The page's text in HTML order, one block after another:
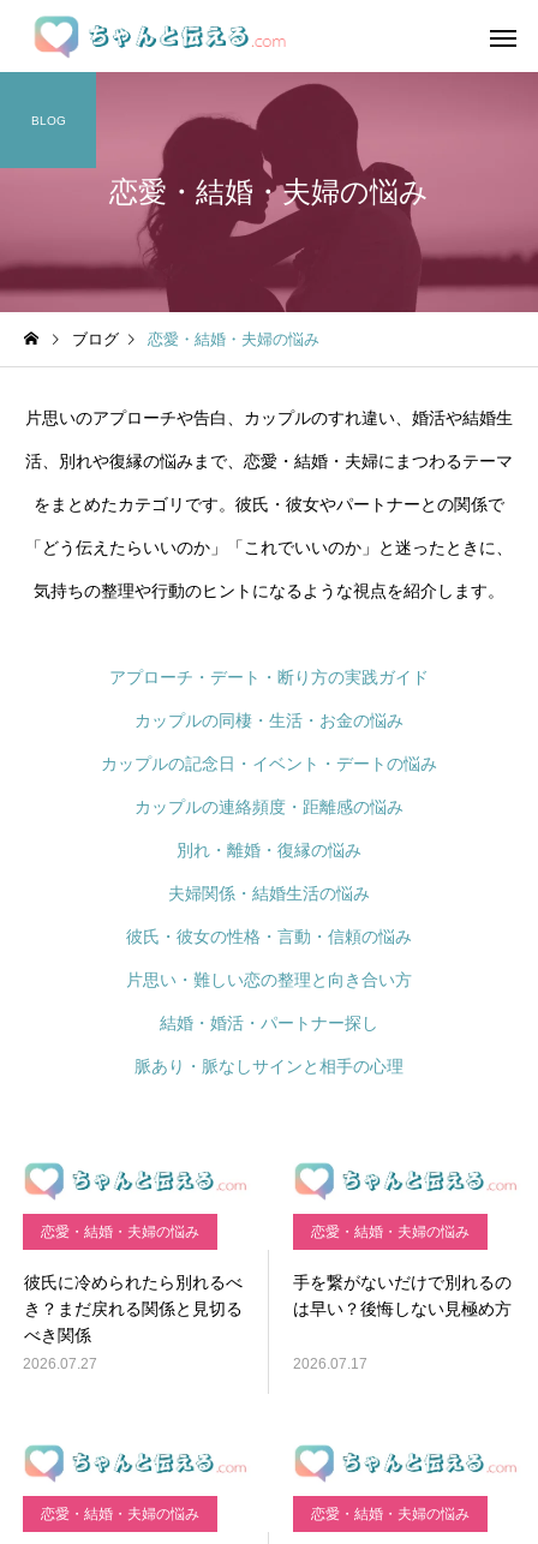
恋愛・結婚・夫婦の悩み
BLOG
ブログ 恋愛・結婚・夫婦の悩み
片思いのアプローチや告白、カップルのすれ違い、婚活や結婚生
活、別れや復縁の悩みまで、恋愛・結婚・夫婦にまつわるテーマ
をまとめたカテゴリです。彼氏・彼女やパートナーとの関係で
「どう伝えたらいいのか」「これでいいのか」と迷ったときに、
気持ちの整理や行動のヒントになるような視点を紹介します。
アプローチ・デート・断り方の実践ガイド
カップルの同棲・生活・お金の悩み
カップルの記念日・イベント・デートの悩み
カップルの連絡頻度・距離感の悩み
別れ・離婚・復縁の悩み
夫婦関係・結婚生活の悩み
彼氏・彼女の性格・言動・信頼の悩み
片思い・難しい恋の整理と向き合い方
結婚・婚活・パートナー探し
脈あり・脈なしサインと相手の心理
恋愛・結婚・夫婦の悩み
彼氏に冷められたら別れるべ
き？まだ戻れる関係と見切る
べき関係
2026.07.27
恋愛・結婚・夫婦の悩み
手を繋がないだけで別れるの
は早い？後悔しない見極め方
2026.07.17
恋愛・結婚・夫婦の悩み 恋愛・結婚・夫婦の悩み